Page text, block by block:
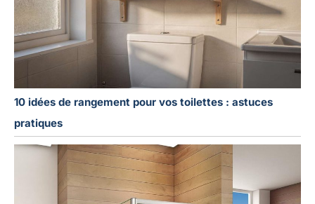
10 idées de rangement pour vos toilettes : astuces
pratiques